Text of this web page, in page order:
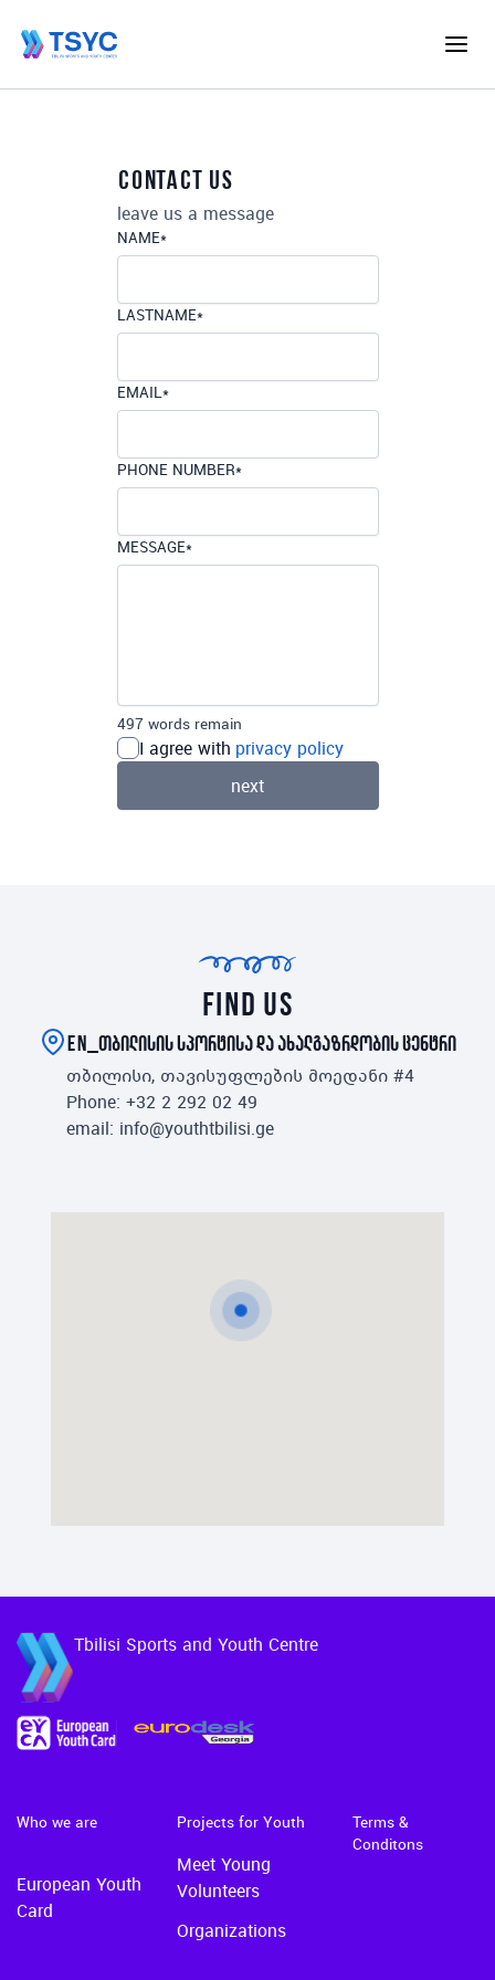
contact us
leave us a message
NAME*
LASTNAME*
EMAIL*
PHONE NUMBER*
MESSAGE*
497 words remain
I agree with privacy policy
next
find us
en_თბილისის სპორტისა და ახალგაზრდობის ცენტრი
თბილისი, თავისუფლების მოედანი #4
Phone: +32 2 292 02 49
email: info@youthtbilisi.ge
Tbilisi Sports and Youth Centre
Who we are
European Youth
Card
Projects for Youth
Meet Young
Volunteers
Organizations
Terms &
Conditons